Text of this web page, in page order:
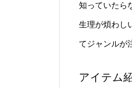
知っていたら
生理が煩わし
てジャンルが
アイテム